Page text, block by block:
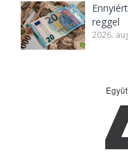
reggel
2026.